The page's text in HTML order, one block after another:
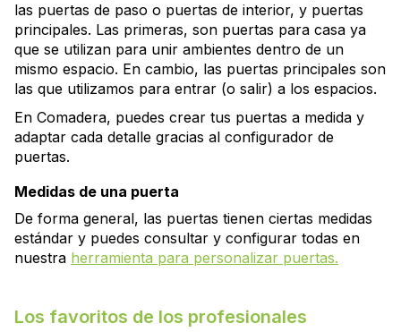
las puertas de paso o puertas de interior, y puertas
principales. Las primeras, son puertas para casa ya
que se utilizan para unir ambientes dentro de un
mismo espacio. En cambio, las puertas principales son
las que utilizamos para entrar (o salir) a los espacios.
En Comadera, puedes crear tus puertas a medida y
adaptar cada detalle gracias al configurador de
puertas.
Medidas de una puerta
De forma general, las puertas tienen ciertas medidas
estándar y puedes consultar y configurar todas en
nuestra herramienta para personalizar puertas.
Los favoritos de los profesionales